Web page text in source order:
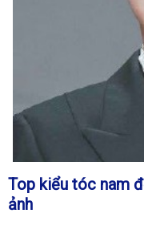
Top kiểu tóc nam
ảnh